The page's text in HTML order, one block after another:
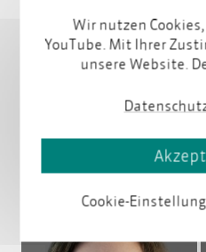
Profil
Wir nutzen
YouTube. Mit Ihrer
unsere Website.
Cookie-